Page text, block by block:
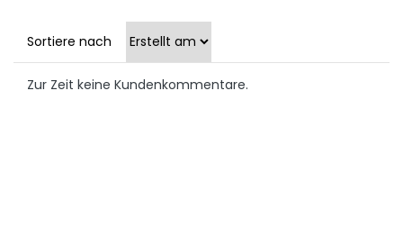
Sortiere nach
Zur Zeit keine Kundenkommentare.